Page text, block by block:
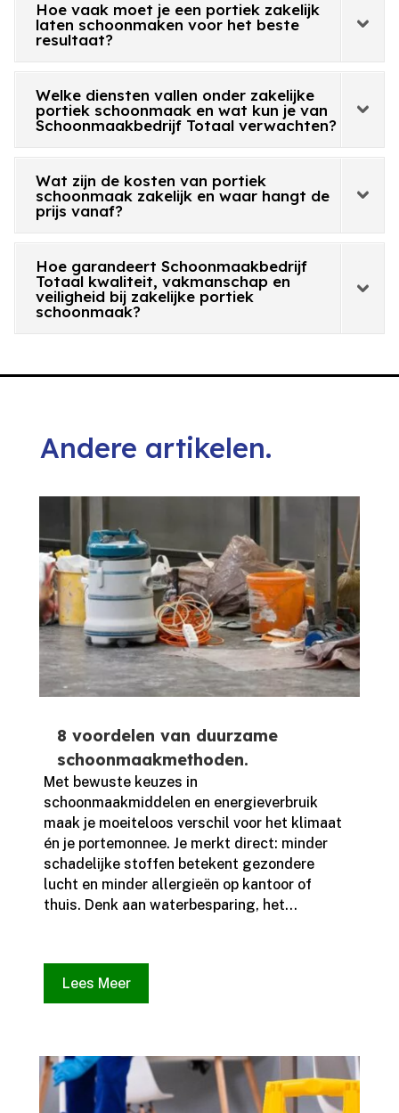
Hoe vaak moet je een portiek zakelijk
laten schoonmaken voor het beste
resultaat?
Welke diensten vallen onder zakelijke
portiek schoonmaak en wat kun je van
Schoonmaakbedrijf Totaal verwachten?
Wat zijn de kosten van portiek
schoonmaak zakelijk en waar hangt de
prijs vanaf?
Hoe garandeert Schoonmaakbedrijf
Totaal kwaliteit, vakmanschap en
veiligheid bij zakelijke portiek
schoonmaak?
Andere artikelen.
8 voordelen van duurzame
schoonmaakmethoden.
​Met bewuste keuzes in
schoonmaakmiddelen en energieverbruik
maak je moeiteloos verschil voor het klimaat
én je portemonnee.​ Je merkt direct: minder
schadelijke stoffen betekent gezondere
lucht en minder allergieën op kantoor of
thuis.​ Denk aan waterbesparing, het...
Lees Meer